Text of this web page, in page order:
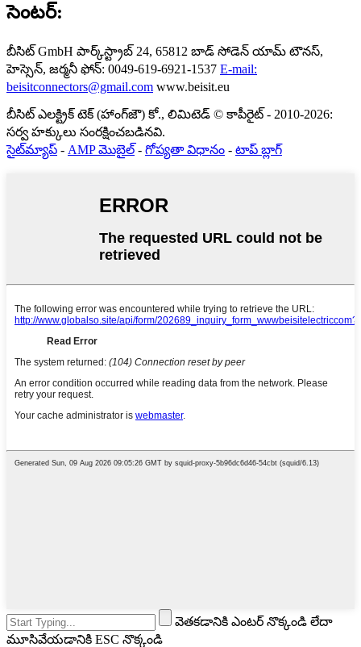
సెంటర్:
బీసిట్ GmbH పార్క్‌స్ట్రాబ్ 24, 65812 బాడ్ సోడెన్ యామ్ టౌనస్,
హెస్సెన్, జర్మనీ ఫోన్: 0049-619-6921-1537 E-mail:
beisitconnectors@gmail.com www.beisit.eu
బీసిట్ ఎలక్ట్రిక్ టెక్ (హాంగ్‌జౌ) కో., లిమిటెడ్ © కాపీరైట్ - 2010-2026:
సర్వ హక్కులు సంరక్షించబడినవి.
సైట్‌మ్యాప్ - AMP మొబైల్ - గోప్యతా విధానం - టాప్ బ్లాగ్
వెతకడానికి ఎంటర్ నొక్కండి లేదా
మూసివేయడానికి ESC నొక్కండి